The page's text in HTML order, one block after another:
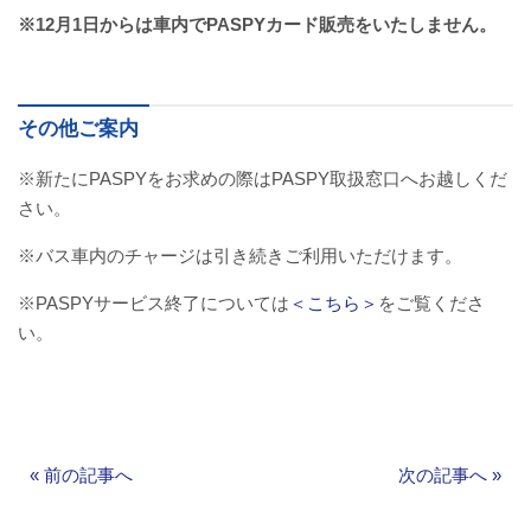
会社概要
企業情報
備北交通の歴史（アルバム）
リンク
※12月1日からは車内でPASPYカード販売をいたしません。
その他ご案内
※新たにPASPYをお求めの際はPASPY取扱窓口へお越しくだ
さい。
※バス車内のチャージは引き続きご利用いただけます。
※PASPYサービス終了については ＜こちら＞ をご覧くださ
い。
« 前の記事へ 次の記事へ »